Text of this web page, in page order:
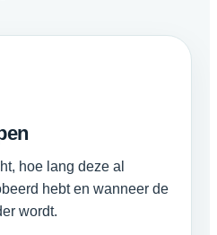
hoe lang deze al
hebt en wanneer de
wordt.